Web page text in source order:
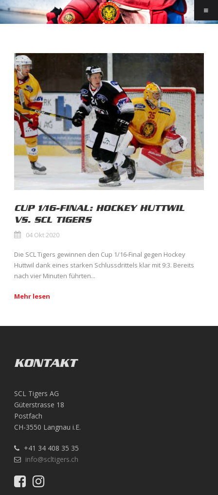
CUP 1/16-FINAL: HOCKEY HUTTWIL
VS. SCL TIGERS
04 Okt 2020
Die SCL Tigers gewinnen den Cup 1/16-Final gegen Hockey
Huttwil dank eines starken Schlussdrittels klar mit 9:3. Bereits
nach vier Minuten führten...
Mehr lesen
KONTAKT
SCL Tigers AG
Güterstrasse 18
Postfach
CH-3550 Langnau i.E.
+41 34 408 35 35
info@scltigers.ch